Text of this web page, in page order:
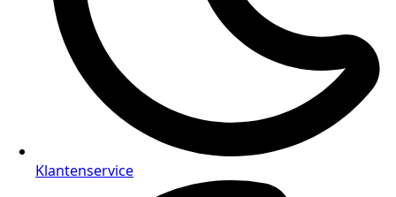
Klantenservice